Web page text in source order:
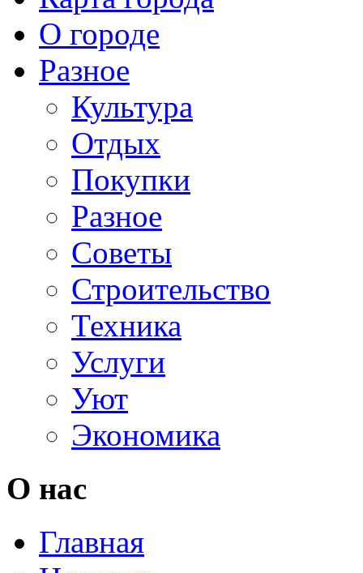
О городе
Разное
Культура
Отдых
Покупки
Разное
Советы
Строительство
Техника
Услуги
Уют
Экономика
О нас
Главная